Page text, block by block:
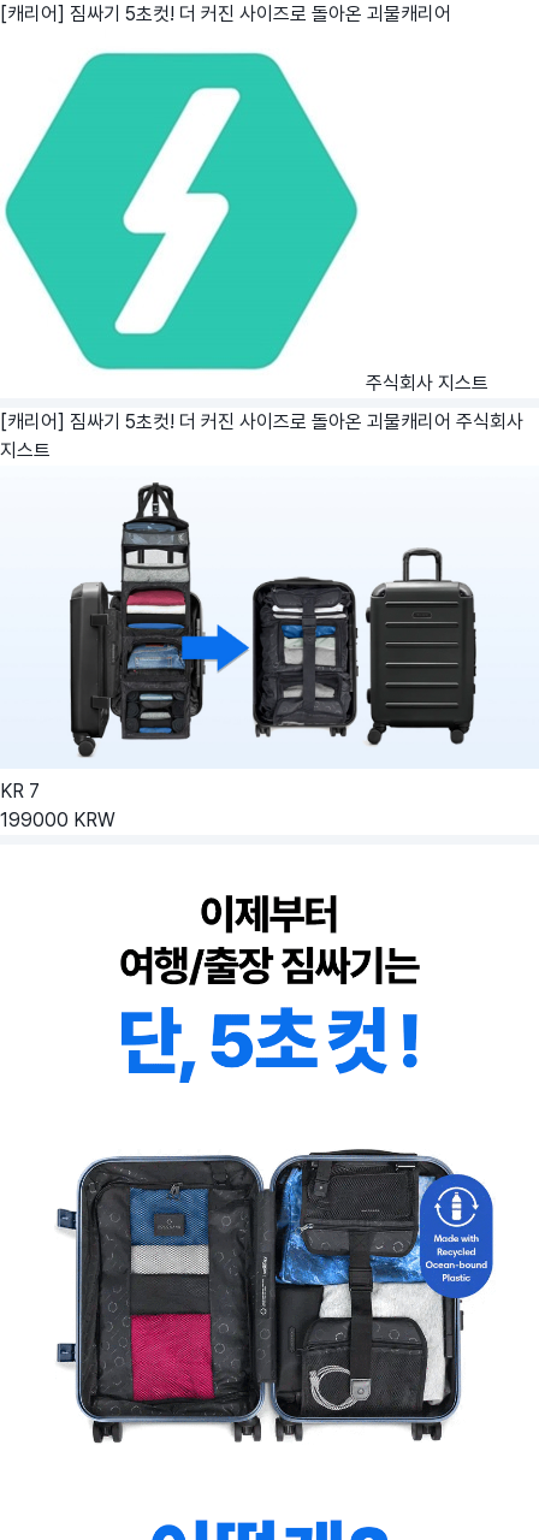
[캐리어] 짐싸기 5초컷! 더 커진 사이즈로 돌아온 괴물캐리어
주식회사 지스트
[캐리어] 짐싸기 5초컷! 더 커진 사이즈로 돌아온 괴물캐리어 주식회사
지스트
KR 7
199000 KRW